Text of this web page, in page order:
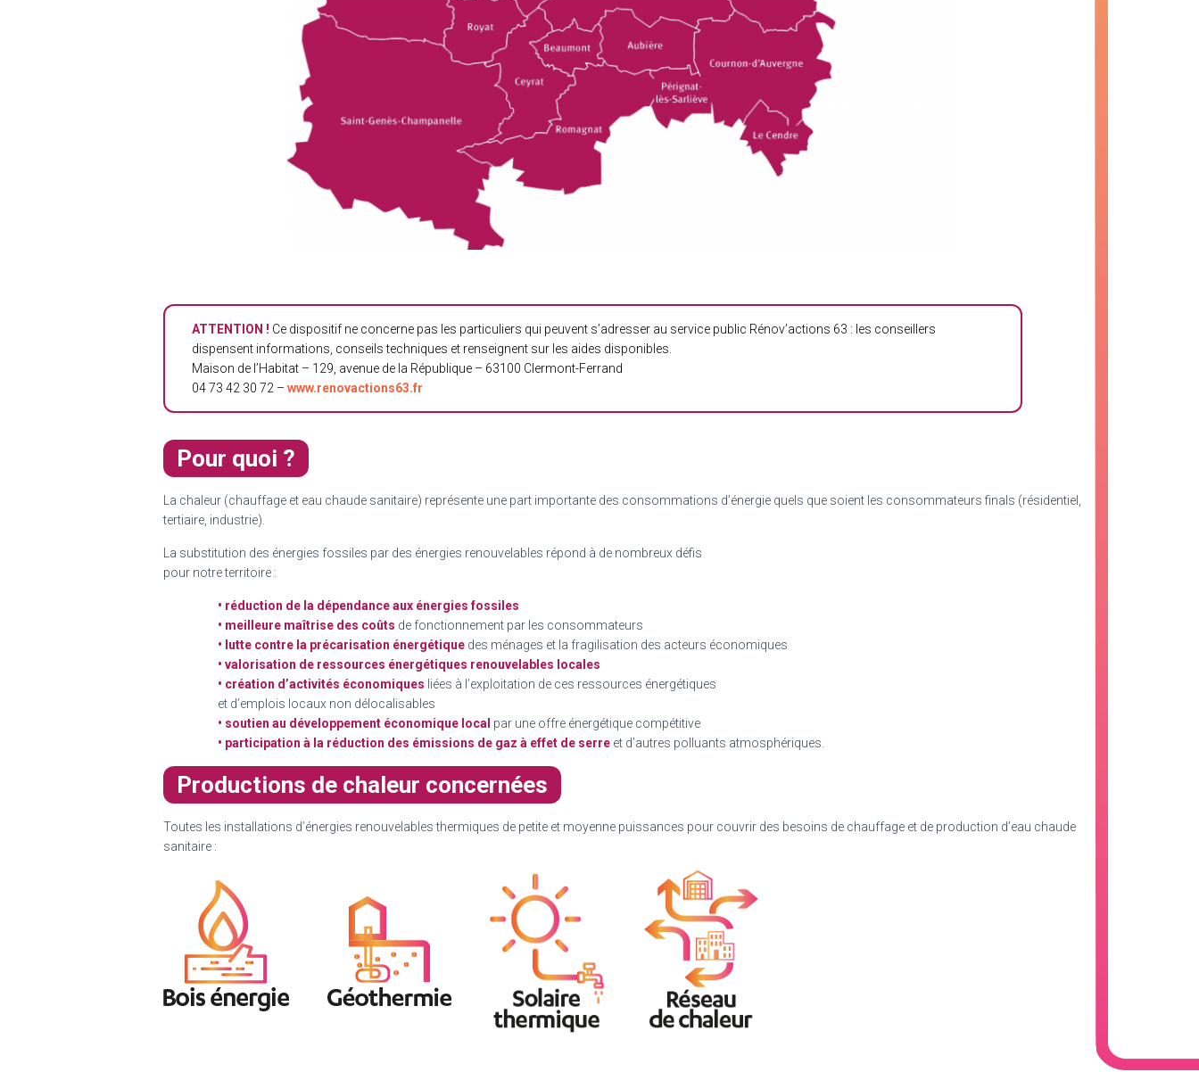
ATTENTION ! Ce dispositif ne concerne pas les particuliers qui peuvent s’adresser au service public Rénov’actions 63 : les conseillers
dispensent informations, conseils techniques et renseignent sur les aides disponibles.
Maison de l’Habitat – 129, avenue de la République – 63100 Clermont-Ferrand
04 73 42 30 72 – www.renovactions63.fr
Pour quoi ?
La chaleur (chauffage et eau chaude sanitaire) représente une part importante des consommations d’énergie quels que soient les consommateurs finals (résidentiel,
tertiaire, industrie).
La substitution des énergies fossiles par des énergies renouvelables répond à de nombreux défis
pour notre territoire :
• réduction de la dépendance aux énergies fossiles
• meilleure maîtrise des coûts de fonctionnement par les consommateurs
• lutte contre la précarisation énergétique des ménages et la fragilisation des acteurs économiques
• valorisation de ressources énergétiques renouvelables locales
• création d’activités économiques liées à l’exploitation de ces ressources énergétiques
et d’emplois locaux non délocalisables
• soutien au développement économique local par une offre énergétique compétitive
• participation à la réduction des émissions de gaz à effet de serre et d’autres polluants atmosphériques.
Productions de chaleur concernées
Toutes les installations d’énergies renouvelables thermiques de petite et moyenne puissances pour couvrir des besoins de chauffage et de production d’eau chaude
sanitaire :